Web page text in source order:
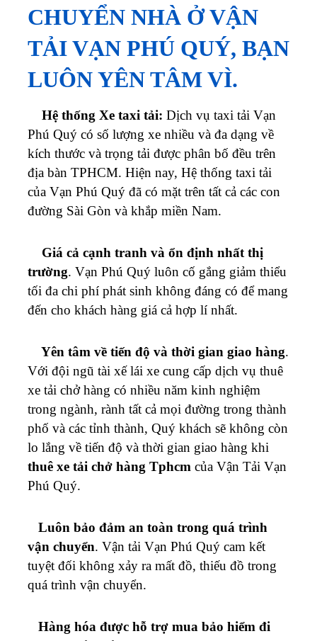
CHUYỂN NHÀ Ở VẬN
TẢI VẠN PHÚ QUÝ, BẠN
LUÔN YÊN TÂM VÌ.
Hệ thống Xe taxi tải: Dịch vụ taxi tải Vạn
Phú Quý có số lượng xe nhiều và đa dạng về
kích thước và trọng tải được phân bố đều trên
địa bàn TPHCM. Hiện nay, Hệ thống taxi tải
của Vạn Phú Quý đã có mặt trên tất cả các con
đường Sài Gòn và khắp miền Nam.
Giá cả cạnh tranh và ổn định nhất thị
trường. Vạn Phú Quý luôn cố gắng giảm thiểu
tối đa chi phí phát sinh không đáng có để mang
đến cho khách hàng giá cả hợp lí nhất.
Yên tâm về tiến độ và thời gian giao hàng.
Với đội ngũ tài xế lái xe cung cấp dịch vụ thuê
xe tải chở hàng có nhiều năm kinh nghiệm
trong ngành, rành tất cả mọi đường trong thành
phố và các tỉnh thành, Quý khách sẽ không còn
lo lắng về tiến độ và thời gian giao hàng khi
thuê xe tải chở hàng Tphcm của Vận Tải Vạn
Phú Quý.
Luôn bảo đảm an toàn trong quá trình
vận chuyển. Vận tải Vạn Phú Quý cam kết
tuyệt đối không xảy ra mất đồ, thiếu đồ trong
quá trình vận chuyển.
Hàng hóa được hỗ trợ mua bảo hiểm đi